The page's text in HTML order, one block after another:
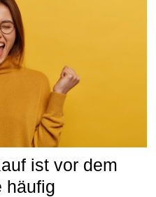
ist vor dem
häufig